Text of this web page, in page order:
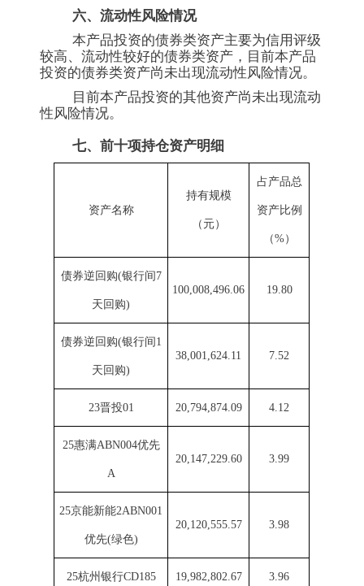
六、流动性风险情况
本产品投资的债券类资产主要为信用评级
较高、流动性较好的债券类资产，目前本产品
投资的债券类资产尚未出现流动性风险情况。
目前本产品投资的其他资产尚未出现流动
性风险情况。
七、前十项持仓资产明细
资产名称
持有规模
（元）
占产品总
资产比例
（%）
债券逆回购(银行间7
天回购)
100,008,496.06 19.80
债券逆回购(银行间1
天回购)
38,001,624.11 7.52
23晋投01 20,794,874.09 4.12
25惠满ABN004优先
A
20,147,229.60 3.99
25京能新能2ABN001
优先(绿色)
20,120,555.57 3.98
25杭州银行CD185 19,982,802.67 3.96